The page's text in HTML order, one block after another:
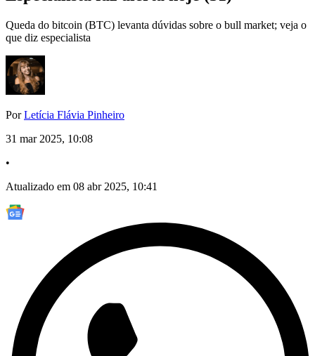
Queda do bitcoin (BTC) levanta dúvidas sobre o bull market; veja o
que diz especialista
PorLetícia Flávia Pinheiro
31 mar 2025, 10:08
•
Atualizado em 08 abr 2025, 10:41